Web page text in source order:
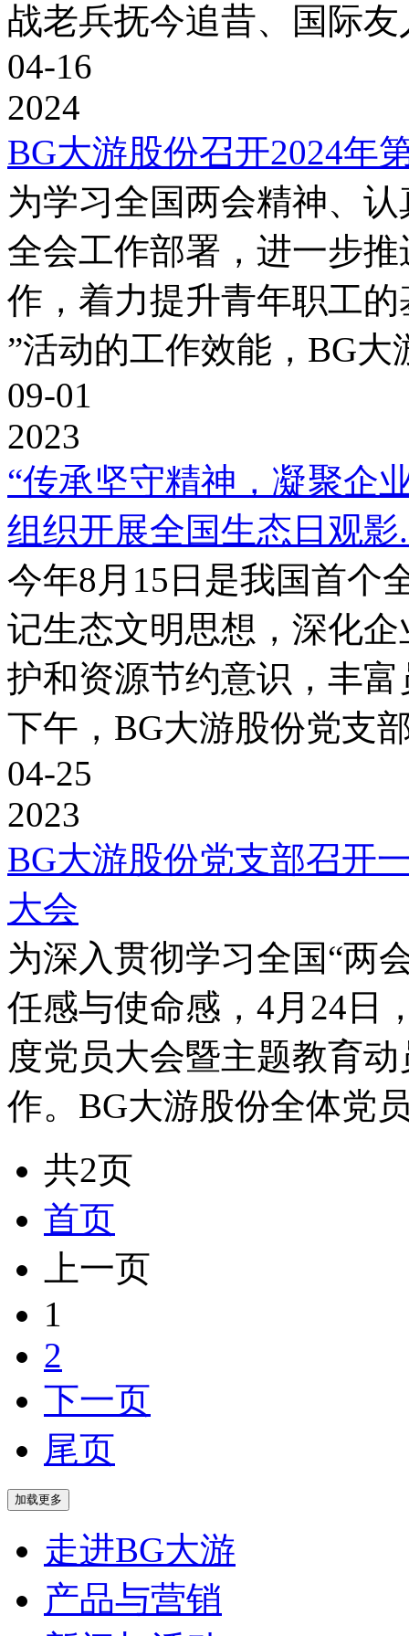
战老兵抚今追昔、国际友
04-16
2024
BG大游股份召开2024年
为学习全国两会精神、
全会工作部署，进一步
作，着力提升青年职工
”活动的工作效能，BG大
09-01
2023
“传承坚守精神，凝聚
组织开展全国生态日观影
今年8月15日是我国首个
记生态文明思想，深化
护和资源节约意识，丰
下午，BG大游股份党支
04-25
2023
BG大游股份党支部召开
大会
为深入贯彻学习全国“两
任感与使命感，4月24日
度党员大会暨主题教育
作。BG大游股份全体党
共2页
首页
上一页
1
2
下一页
尾页
走进BG大游
产品与营销